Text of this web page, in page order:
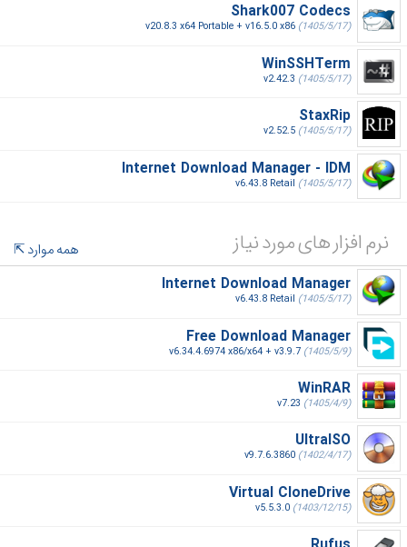
Shark007 Codecs
v20.8.3 x64 Portable + v16.5.0 x86 (1405/5/17)
WinSSHTerm
v2.42.3 (1405/5/17)
StaxRip
v2.52.5 (1405/5/17)
Internet Download Manager - IDM
v6.43.8 Retail (1405/5/17)
نرم افزار های مورد نیاز
همه موارد
Internet Download Manager
v6.43.8 Retail (1405/5/17)
Free Download Manager
v6.34.4.6974 x86/x64 + v3.9.7 (1405/5/9)
WinRAR
v7.23 (1405/4/9)
UltraISO
v9.7.6.3860 (1402/4/17)
Virtual CloneDrive
v5.5.3.0 (1403/12/15)